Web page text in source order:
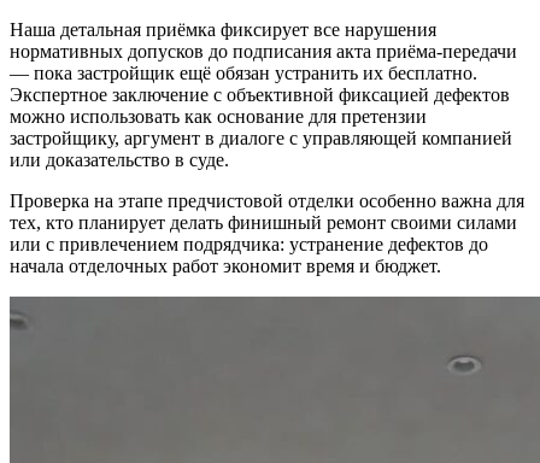
Наша детальная приёмка фиксирует все нарушения
нормативных допусков до подписания акта приёма-передачи
— пока застройщик ещё обязан устранить их бесплатно.
Экспертное заключение с объективной фиксацией дефектов
можно использовать как основание для претензии
застройщику, аргумент в диалоге с управляющей компанией
или доказательство в суде.
Проверка на этапе предчистовой отделки особенно важна для
тех, кто планирует делать финишный ремонт своими силами
или с привлечением подрядчика: устранение дефектов до
начала отделочных работ экономит время и бюджет.